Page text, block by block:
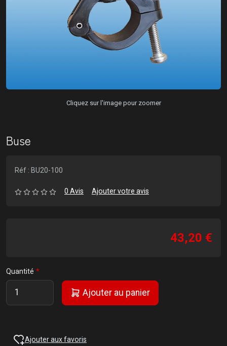
Cliquez sur l'image pour zoomer
Buse
Réf : BU20-100
0 Avis Ajouter votre avis
43,20 €
Quantité
Ajouter au panier
Ajouter aux favoris